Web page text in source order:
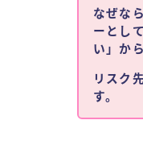
なぜな
ーとし
い」か
リスク
す。